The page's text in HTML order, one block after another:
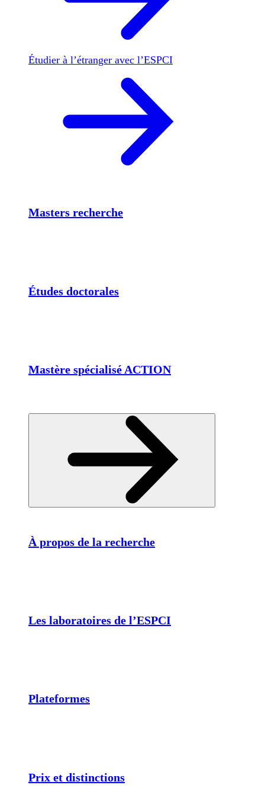
Étudier à l’étranger avec l’ESPCI
Masters recherche
Études doctorales
Mastère spécialisé ACTION
À propos de la recherche
Les laboratoires de l’ESPCI
Plateformes
Prix et distinctions